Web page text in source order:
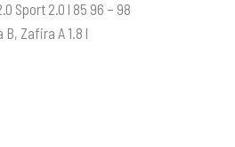
Sport 2.0 l 85 96 – 98
B, Zafira A 1.8 l